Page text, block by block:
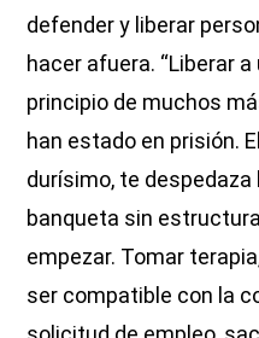
defender y liberar
hacer afuera. “Liberar a
principio de muchos
han estado en prisión.
durísimo, te despedaza
banqueta sin
empezar. Tomar
ser compatible con la